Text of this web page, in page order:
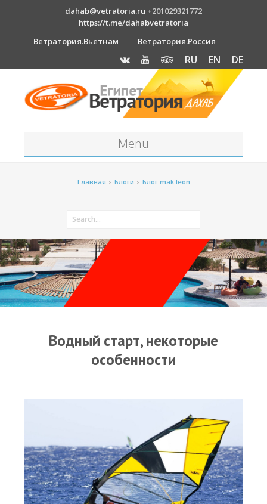
dahab@vetratoria.ru +201029321772
https://t.me/dahabvetratoria
Ветратория.Вьетнам
Ветратория.Россия
RU EN DE
Menu
Как к нам добраться?
Оборудование
Виртуальный тур Ганет Синай
Новости
Медиа
Медиа архив
Главная › Блоги › Блог mak.leon
Водный старт, некоторые
особенности